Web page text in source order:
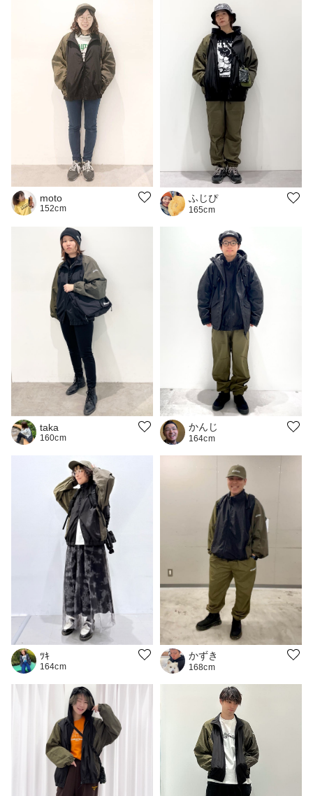
moto
152cm
ふじぴ
165cm
taka
160cm
かんじ
164cm
ﾂｷ
164cm
かずき
168cm